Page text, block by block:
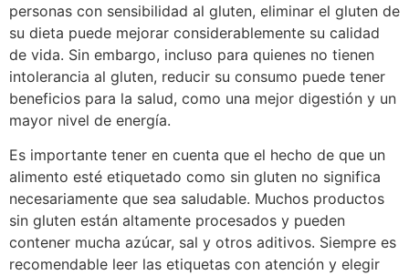
personas con sensibilidad al gluten, eliminar el gluten de
su dieta puede mejorar considerablemente su calidad
de vida. Sin embargo, incluso para quienes no tienen
intolerancia al gluten, reducir su consumo puede tener
beneficios para la salud, como una mejor digestión y un
mayor nivel de energía.
Es importante tener en cuenta que el hecho de que un
alimento esté etiquetado como sin gluten no significa
necesariamente que sea saludable. Muchos productos
sin gluten están altamente procesados y pueden
contener mucha azúcar, sal y otros aditivos. Siempre es
recomendable leer las etiquetas con atención y elegir